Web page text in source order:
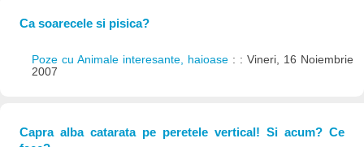
Ca soarecele si pisica?
Poze cu Animale interesante, haioase : : Vineri, 16 Noiembrie
2007
Capra alba catarata pe peretele vertical! Si acum? Ce